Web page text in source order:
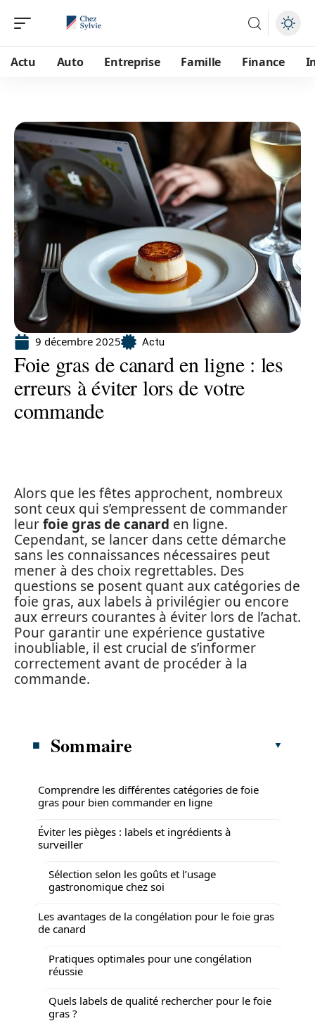
Actu Auto Entreprise Famille Finance
9 décembre 2025 Actu
Foie gras de canard en ligne : les
erreurs à éviter lors de votre
commande
Alors que les fêtes approchent, nombreux
sont ceux qui s’empressent de commander
leurfoie gras de canard en ligne.
Cependant, se lancer dans cette démarche
sans les connaissances nécessaires peut
mener à des choix regrettables. Des
questions se posent quant aux catégories de
foie gras, aux labels à privilégier ou encore
aux erreurs courantes à éviter lors de l’achat.
Pour garantir une expérience gustative
inoubliable, il est crucial de s’informer
correctement avant de procéder à la
commande.
Sommaire
Comprendre les différentes catégories de foie
gras pour bien commander en ligne
Éviter les pièges : labels et ingrédients à
surveiller
Sélection selon les goûts et l’usage
gastronomique chez soi
Les avantages de la congélation pour le foie gras
de canard
Pratiques optimales pour une congélation
réussie
Quels labels de qualité rechercher pour le foie
gras ?